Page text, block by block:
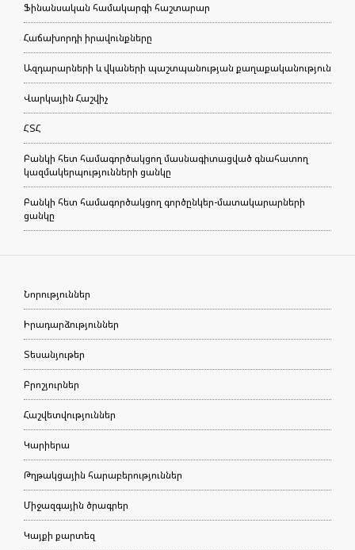
Ֆինանսական համակարգի հաշտարար
Հաճախորդի իրավունքները
Ազդարարների և վկաների պաշտպանության քաղաքականություն
Վարկային Հաշվիչ
ՀՏՀ
Բանկի հետ համագործակցող մասնագիտացված գնահատող
կազմակերպությունների ցանկը
Բանկի հետ համագործակցող գործընկեր-մատակարարների
ցանկը
Նորություններ
Իրադարձություններ
Տեսանյութեր
Բրոշյուրներ
Հաշվետվություններ
Կարիերա
Թղթակցային հարաբերություններ
Միջազգային ծրագրեր
Կայքի քարտեզ